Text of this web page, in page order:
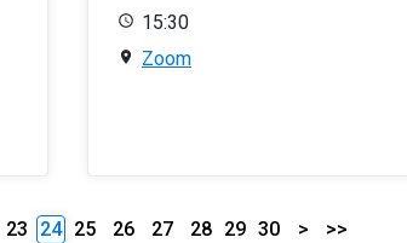
15:30
Zoom
23 24 25 26 27 28 29 30 > >>